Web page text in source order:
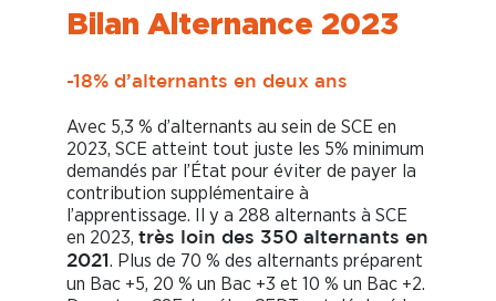
Bilan Alternance 2023
-18% d’alternants en deux ans
Avec 5,3 % d’alternants au sein de SCE en
2023, SCE atteint tout juste les 5% minimum
demandés par l’État pour éviter de payer la
contribution supplémentaire à
l’apprentissage. Il y a 288 alternants à SCE
en 2023, très loin des 350 alternants en
2021 . Plus de 70 % des alternants préparent
un Bac +5, 20 % un Bac +3 et 10 % un Bac +2.